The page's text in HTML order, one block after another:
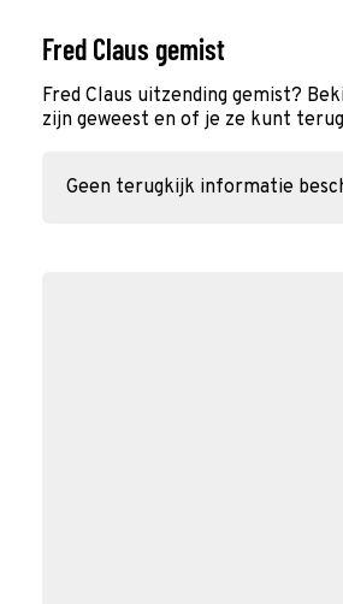
Fred Claus gemist
Fred Claus uitzending gemist?
zijn geweest en of je ze kunt
Geen terugkijk informatie